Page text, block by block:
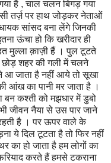
है , चाल चलन बिगड़ गया
तर्ज़ पर हाथ जोड़कर नेताओं
सांसद बना लेंगे जिनकी
ऊंचा हो कि खरीदार ही
मुल्ला क़ाज़ी हैं । पुल टूटते
शहर की गली में चलने
आ जाता है नहीं आये तो सूखा
आंख का पानी मर जाता है ।
कश्ती को मझधार में डुबो
जीवन नैया से उस पार जाने
रहती है । पर ऊपर वाले के
ये दिल टूटता है तो फिर नहीं
का हो जाता है हम लोगों का
करते हैं हमसे टकराना